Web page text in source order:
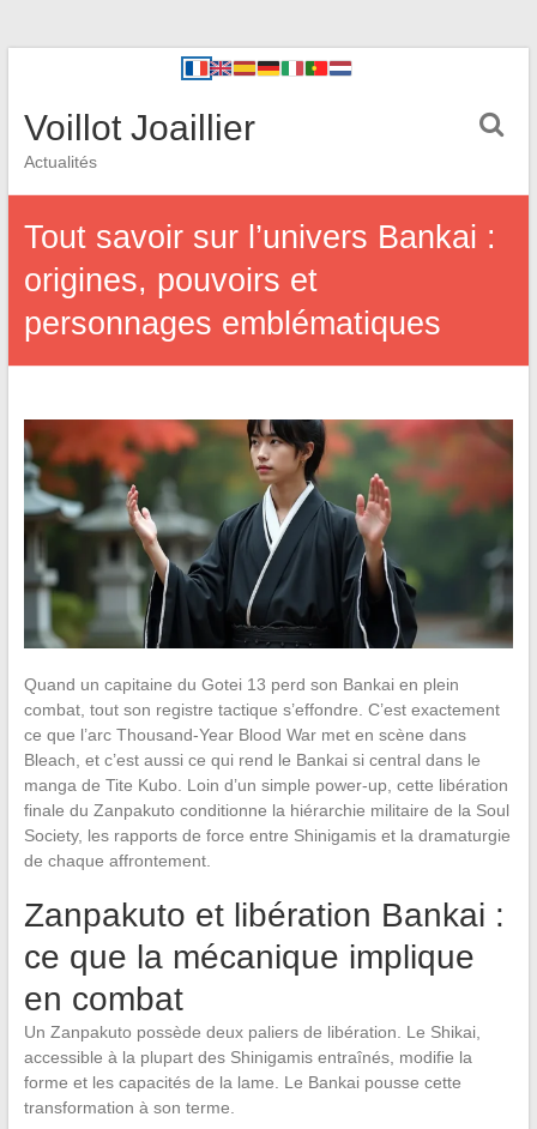
Voillot Joaillier
Actualités
Tout savoir sur l’univers Bankai :
origines, pouvoirs et
personnages emblématiques
Quand un capitaine du Gotei 13 perd son Bankai en plein
combat, tout son registre tactique s’effondre. C’est exactement
ce que l’arc Thousand-Year Blood War met en scène dans
Bleach, et c’est aussi ce qui rend le Bankai si central dans le
manga de Tite Kubo. Loin d’un simple power-up, cette libération
finale du Zanpakuto conditionne la hiérarchie militaire de la Soul
Society, les rapports de force entre Shinigamis et la dramaturgie
de chaque affrontement.
Zanpakuto et libération Bankai :
ce que la mécanique implique
en combat
Un Zanpakuto possède deux paliers de libération. Le Shikai,
accessible à la plupart des Shinigamis entraînés, modifie la
forme et les capacités de la lame. Le Bankai pousse cette
transformation à son terme.